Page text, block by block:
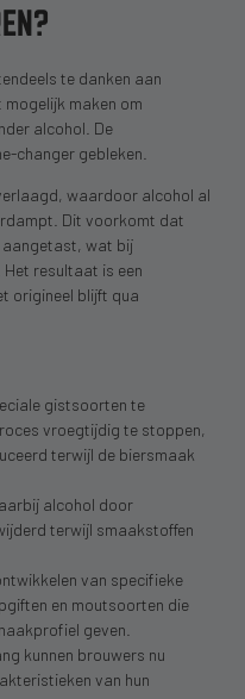
te danken aan
maken om
alcohol. De
changer gebleken.
waardoor alcohol al
Dit voorkomt dat
aangetast, wat bij
resultaat is een
origineel blijft qua
gistsoorten te
vroegtijdig te stoppen,
terwijl de biersmaak
alcohol door
terwijl smaakstoffen
van specifieke
en moutsoorten die
geven.
kunnen brouwers nu
van hun